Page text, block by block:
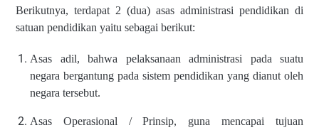
Berikutnya, terdapat 2 (dua) asas administrasi pendidikan di
satuan pendidikan yaitu sebagai berikut:
Asas adil, bahwa pelaksanaan administrasi pada suatu
negara bergantung pada sistem pendidikan yang dianut oleh
negara tersebut.
Asas Operasional / Prinsip, guna mencapai tujuan